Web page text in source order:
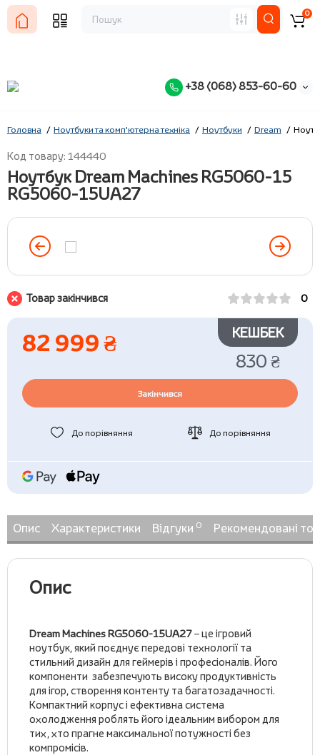
+38 (068) 853-60-60
0
Головна Ноутбуки та комп'ютерна техніка Ноутбуки Dream
Код товару: 144440
Ноутбук Dream Machines RG5060-15
RG5060-15UA27
Товар закінчився 0
82 999 ₴ КЕШБЕК
830 ₴
Закінчився
До порівняння До порівняння
Опис Характеристики Відгуки 0 Рекомендовані
Опис
Dream Machines RG5060-15UA27– це ігровий
ноутбук, який поєднує передові технології та
стильний дизайн для геймерів і професіоналів. Його
компоненти забезпечують високу продуктивність
для ігор, створення контенту та багатозадачності.
Компактний корпус і ефективна система
охолодження роблять його ідеальним вибором для
тих, хто прагне максимальної потужності без
компромісів.